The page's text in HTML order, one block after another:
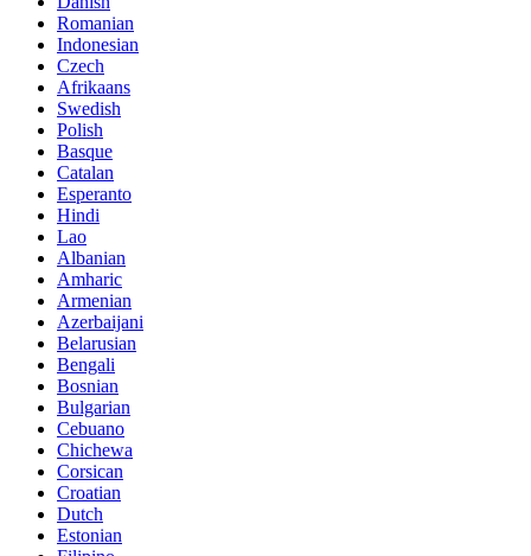
Romanian
Indonesian
Czech
Afrikaans
Swedish
Polish
Basque
Catalan
Esperanto
Hindi
Lao
Albanian
Amharic
Armenian
Azerbaijani
Belarusian
Bengali
Bosnian
Bulgarian
Cebuano
Chichewa
Corsican
Croatian
Dutch
Estonian